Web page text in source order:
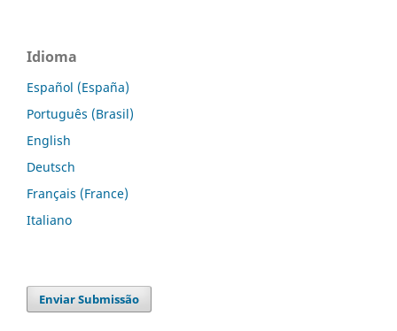
Idioma
Español (España)
Português (Brasil)
English
Deutsch
Français (France)
Italiano
Enviar Submissão